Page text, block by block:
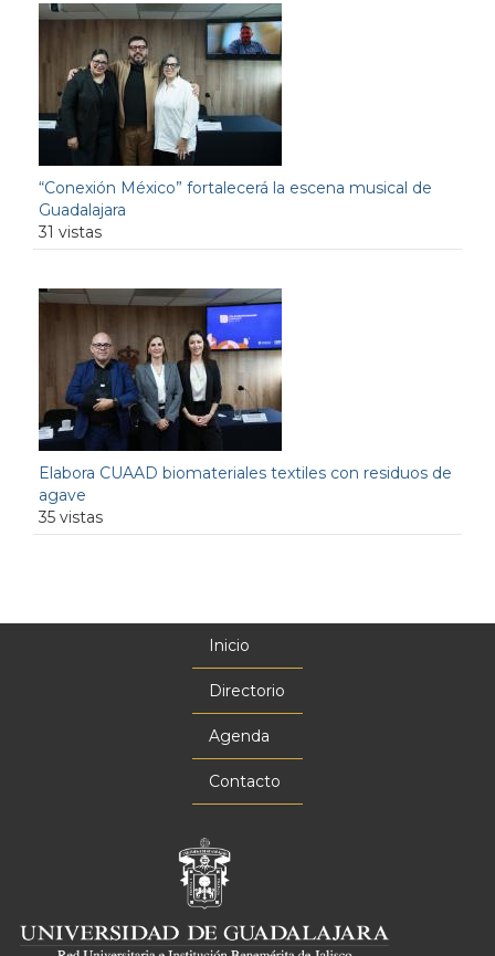
“Conexión México” fortalecerá la escena musical de
Guadalajara
31 vistas
Elabora CUAAD biomateriales textiles con residuos de
agave
35 vistas
Inicio
Directorio
Agenda
Contacto